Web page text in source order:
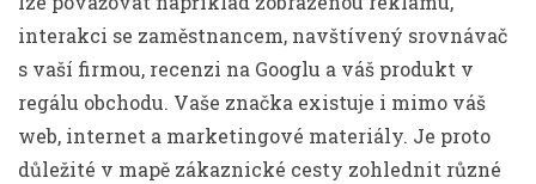
interakci se zaměstnancem, navštívený srovnávač
s vaší firmou, recenzi na Googlu a váš produkt v
regálu obchodu. Vaše značka existuje i mimo váš
web, internet a marketingové materiály. Je proto
důležité v mapě zákaznické cesty zohlednit různé